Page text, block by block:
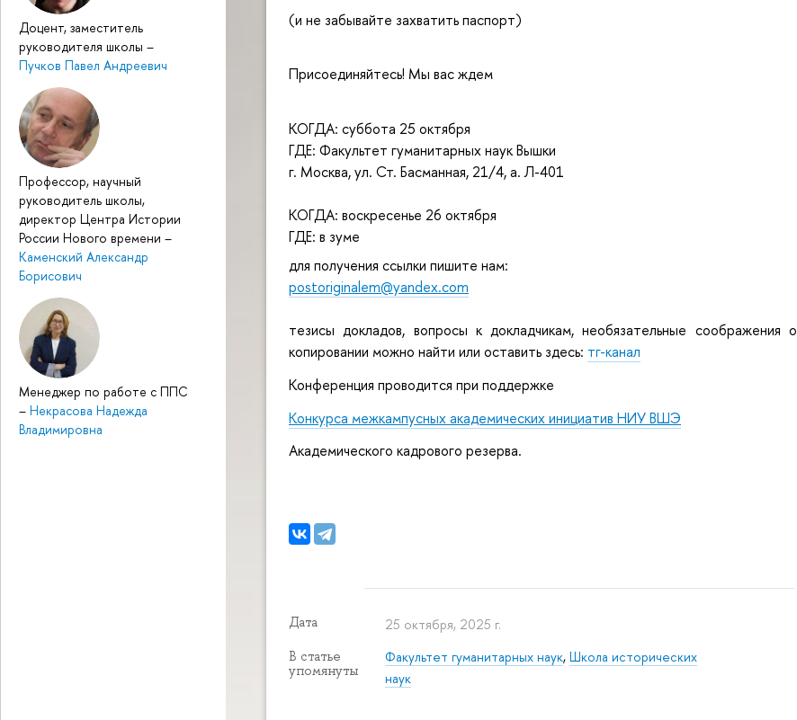
Доцент, заместитель
руководителя школы –
Пучков Павел Андреевич
Профессор, научный
руководитель школы,
директор Центра Истории
России Нового времени –
Каменский Александр
Борисович
Менеджер по работе с ППС
– Некрасова Надежда
Владимировна
(и не забывайте захватить паспорт)
Присоединяйтесь! Мы вас ждем
КОГДА: суббота 25 октября
ГДЕ: Факультет гуманитарных наук Вышки
г. Москва, ул. Ст. Басманная, 21/4, а. Л-401
КОГДА: воскресенье 26 октября
ГДЕ: в зуме
для получения ссылки пишите нам:
postoriginalem@yandex.com
тезисы докладов, вопросы к докладчикам, необязательные соображения о
копировании можно найти или оставить здесь: тг-канал
Конференция проводится при поддержке
Конкурса межкампусных академических инициатив НИУ ВШЭ
Академического кадрового резерва.
Дата 25 октября, 2025 г.
В статье
упомянуты
Факультет гуманитарных наук,Школа исторических
наук